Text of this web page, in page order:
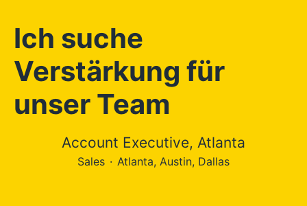
Ich suche
Verstärkung für
unser Team
Account Executive, Atlanta
Sales · Atlanta, Austin, Dallas